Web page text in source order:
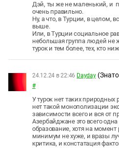
Дэй, ты же не маленький, и
очень правильно.
Ну, а что, в Турции, в целом,
выше.
Или, в Турции социальное
небольшая группа людей не
турок и тем более, тех, кто
24.12.24 в 22:46 Dayday
#
У турок нет таких природных
нет такой монополизации
зависимости всего и вся от
Азербайджане это всего
образование, хотя на
минимум не хуже, и вразы
критика, и констатация